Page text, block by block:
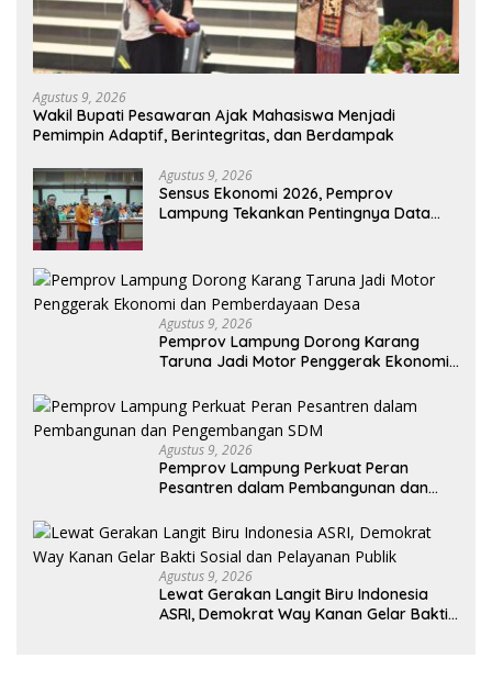
Agustus 9, 2026
Wakil Bupati Pesawaran Ajak Mahasiswa Menjadi
Pemimpin Adaptif, Berintegritas, dan Berdampak
Agustus 9, 2026
Sensus Ekonomi 2026, Pemprov
Lampung Tekankan Pentingnya Data
Agustus 9, 2026
Pemprov Lampung Dorong Karang
Taruna Jadi Motor Penggerak Ekonomi
Agustus 9, 2026
Pemprov Lampung Perkuat Peran
Pesantren dalam Pembangunan dan
Agustus 9, 2026
Lewat Gerakan Langit Biru Indonesia
ASRI, Demokrat Way Kanan Gelar Bakti